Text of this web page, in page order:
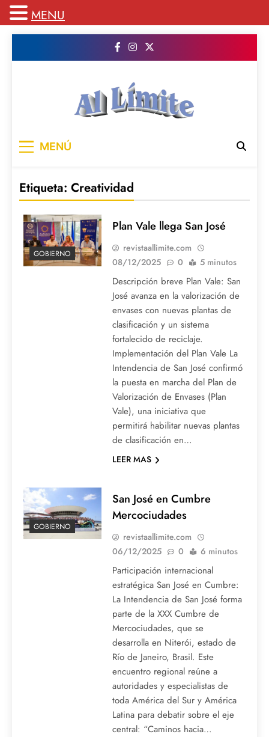
publicamos todo el contenido e informacion
MENÚ
Etiqueta: Creatividad
GOBIERNO
Plan Vale llega San José
revistaallimite.com
08/12/2025
0 5 minutos
Descripción breve Plan Vale: San
José avanza en la valorización de
envases con nuevas plantas de
clasificación y un sistema
fortalecido de reciclaje.
Implementación del Plan Vale La
Intendencia de San José confirmó
la puesta en marcha del Plan de
Valorización de Envases (Plan
Vale), una iniciativa que
permitirá habilitar nuevas plantas
de clasificación en…
LEER MAS
GOBIERNO
San José en Cumbre
Mercociudades
revistaallimite.com
06/12/2025
0 6 minutos
Participación internacional
estratégica San José en Cumbre:
La Intendencia de San José forma
parte de la XXX Cumbre de
Mercociudades, que se
desarrolla en Niterói, estado de
Río de Janeiro, Brasil. Este
encuentro regional reúne a
autoridades y especialistas de
toda América del Sur y América
Latina para debatir sobre el eje
central: “Caminos hacia…
MENU